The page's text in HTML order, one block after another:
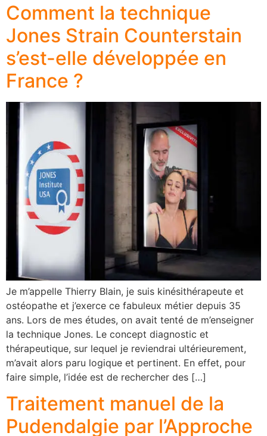
Comment la technique
Jones Strain Counterstain
s’est-elle développée en
France ?
Je m’appelle Thierry Blain, je suis kinésithérapeute et
ostéopathe et j’exerce ce fabuleux métier depuis 35
ans. Lors de mes études, on avait tenté de m’enseigner
la technique Jones. Le concept diagnostic et
thérapeutique, sur lequel je reviendrai ultérieurement,
m’avait alors paru logique et pertinent. En effet, pour
faire simple, l’idée est de rechercher des […]
Traitement manuel de la
Pudendalgie par l’Approche